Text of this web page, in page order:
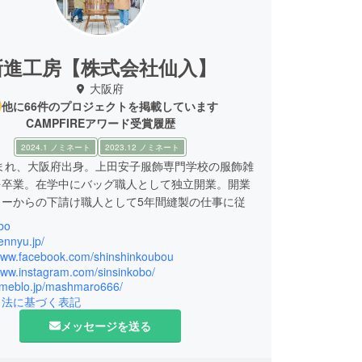
工房【株式会社仙入】
大阪府
他に66件のプロジェクトを掲載しています
CAMPFIREアワード受賞履歴
2024.1 ノミネート 2023.12 ノミネート
れ、大阪府出身。上田安子服飾専門学校の服飾雑
業。在学中にバッグ職人として独立開業。開業
からの下請け職人として5年間縫製の仕事に従
ナルの革製品を販売する「新進工房」を作り、
12名。
革製品を作り、お客様に直接お届けしていま
shinshinkoubou
sinsinkobo/
mashmaro666/
に基づく表記
メッセージを送る